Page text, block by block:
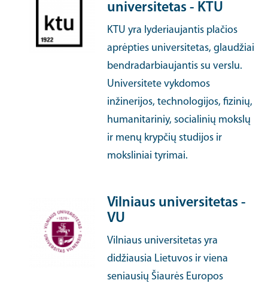
universitetas - KTU
KTU yra lyderiaujantis plačios
aprėpties universitetas, glaudžiai
bendradarbiaujantis su verslu.
Universitete vykdomos
inžinerijos, technologijos, fizinių,
humanitariniy, socialinių mokslų
ir menų krypčių studijos ir
moksliniai tyrimai.
Vilniaus universitetas -
VU
Vilniaus universitetas yra
didžiausia Lietuvos ir viena
seniausių Šiaurės Europos